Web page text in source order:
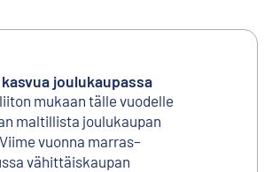
joulukaupassa
mukaan tälle vuodelle
maltillista joulukaupan
vuonna marras–
vähittäiskaupan